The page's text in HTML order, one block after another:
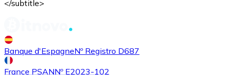
</subtitle>
Banque d'EspagneNº Registro D687
France PSANNº E2023-102